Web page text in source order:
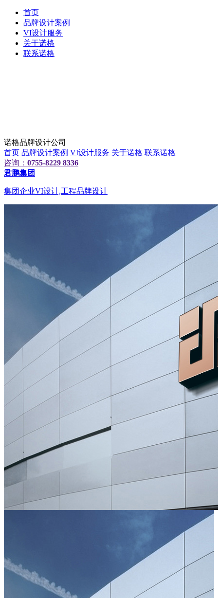
首页
品牌设计案例
VI设计服务
关于诺格
联系诺格
诺格品牌设计公司
首页 品牌设计案例 VI设计服务 关于诺格 联系诺格
咨询： 0755-8229 8336
君鹏集团
集团企业VI设计,工程品牌设计